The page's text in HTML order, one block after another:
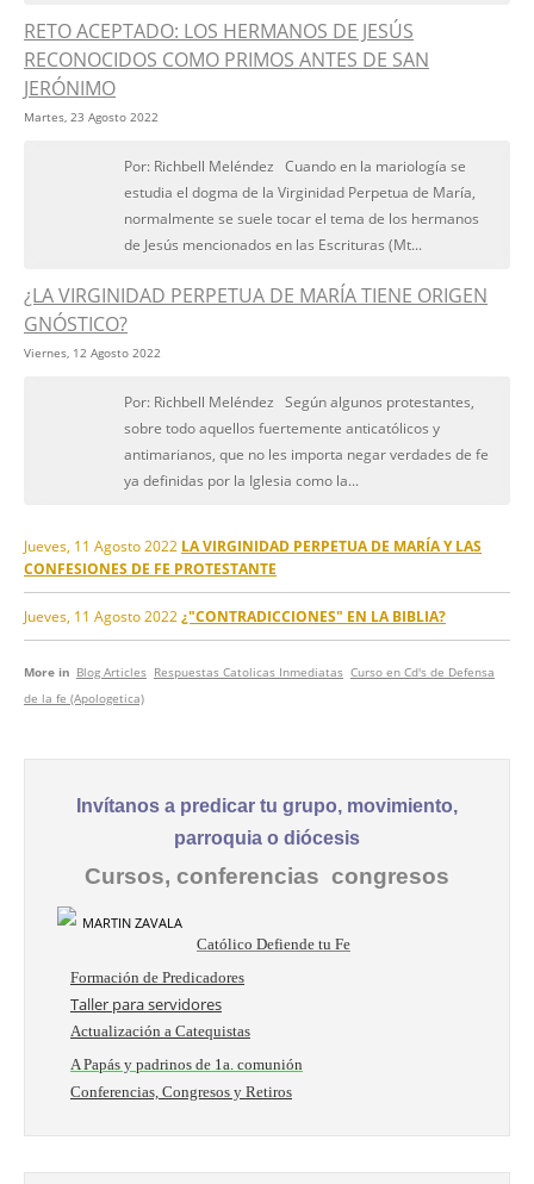
RETO ACEPTADO: LOS HERMANOS DE JESÚS
RECONOCIDOS COMO PRIMOS ANTES DE SAN
JERÓNIMO
Martes, 23 Agosto 2022
Por: Richbell Meléndez Cuando en la mariología se
estudia el dogma de la Virginidad Perpetua de María,
normalmente se suele tocar el tema de los hermanos
de Jesús mencionados en las Escrituras (Mt...
¿LA VIRGINIDAD PERPETUA DE MARÍA TIENE ORIGEN
GNÓSTICO?
Viernes, 12 Agosto 2022
Por: Richbell Meléndez Según algunos protestantes,
sobre todo aquellos fuertemente anticatólicos y
antimarianos, que no les importa negar verdades de fe
ya definidas por la Iglesia como la...
Jueves, 11 Agosto 2022 LA VIRGINIDAD PERPETUA DE MARÍA Y LAS
CONFESIONES DE FE PROTESTANTE
Jueves, 11 Agosto 2022 ¿"CONTRADICCIONES" EN LA BIBLIA?
More in Blog Articles Respuestas Catolicas Inmediatas Curso en Cd's de Defensa
de la fe (Apologetica)
Invítanos a predicar tu grupo, movimiento,
parroquia o diócesis
Cursos, conferencias congresos
Católico Defiende tu Fe
Formación de Predicadores
Taller para servidores
Actualización a Catequistas
A Papás y padrinos de 1a. comunión
Conferencias, Congresos y Retiros